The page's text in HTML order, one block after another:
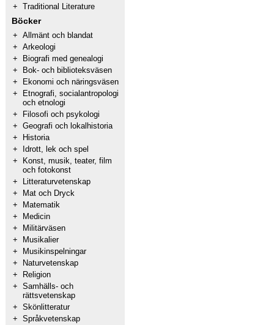
+ Traditional Literature
Böcker
+ Allmänt och blandat
+ Arkeologi
+
Biografi med genealogi
+
Bok- och biblioteksväsen
+
Ekonomi och näringsväsen
+
Etnografi, socialantropologi
och etnologi
+
Filosofi och psykologi
+ Geografi och lokalhistoria
+
Historia
+
Idrott, lek och spel
+
Konst, musik, teater, film
och fotokonst
+
Litteraturvetenskap
+
Mat och Dryck
+
Matematik
+
Medicin
+
Militärväsen
+
Musikalier
+
Musikinspelningar
+
Naturvetenskap
+
Religion
+ Samhälls- och
rättsvetenskap
+ Skönlitteratur
+ Språkvetenskap